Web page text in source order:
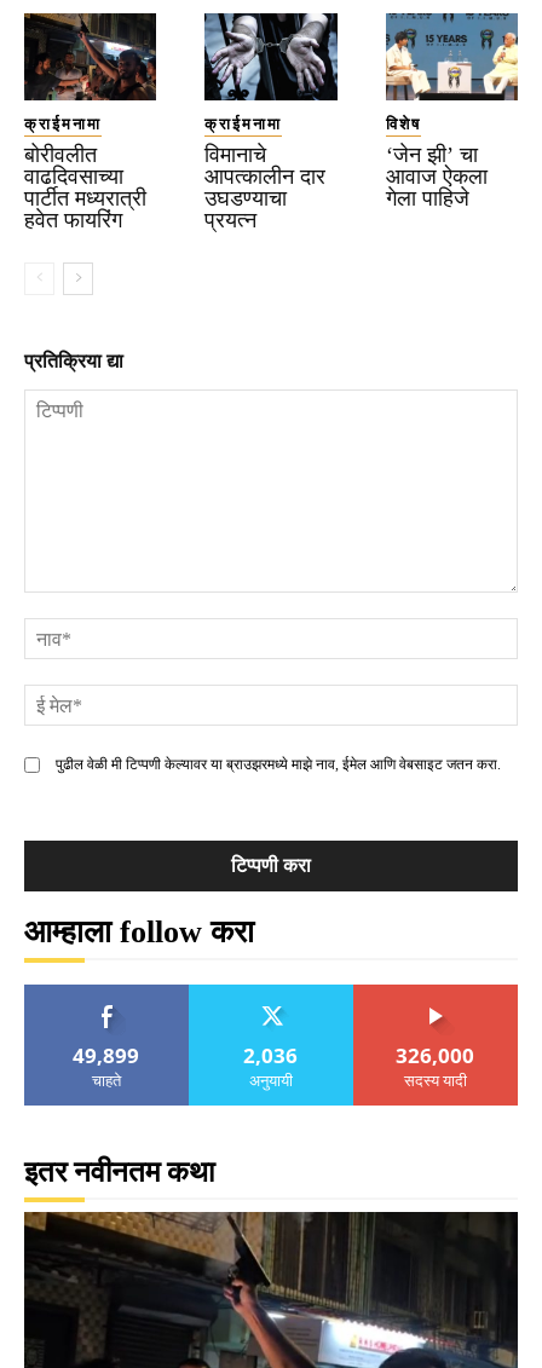
क्राईमनामा
बोरीवलीत
वाढदिवसाच्या
पार्टीत मध्यरात्री
हवेत फायरिंग
क्राईमनामा
विमानाचे
आपत्कालीन दार
उघडण्याचा
प्रयत्न
विशेष
‘जेन झी’ चा
आवाज ऐकला
गेला पाहिजे
प्रतिक्रिया द्या
पुढील वेळी मी टिप्पणी केल्यावर या ब्राउझरमध्ये माझे नाव, ईमेल आणि वेबसाइट जतन करा.
आम्हाला follow करा
49,899
चाहते
2,036
अनुयायी
326,000
सदस्य यादी
इतर नवीनतम कथा